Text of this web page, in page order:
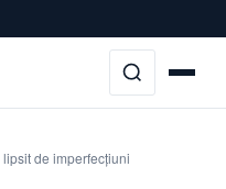
de imperfecțiuni